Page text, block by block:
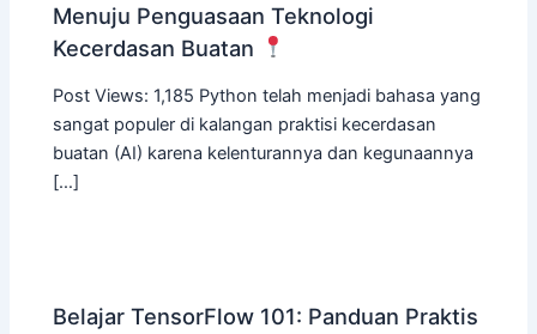
Menuju Penguasaan Teknologi
Kecerdasan Buatan
Post Views: 1,185 Python telah menjadi bahasa yang
sangat populer di kalangan praktisi kecerdasan
buatan (AI) karena kelenturannya dan kegunaannya
[…]
Belajar TensorFlow 101: Panduan Praktis